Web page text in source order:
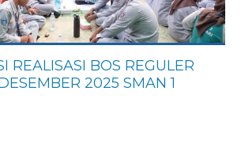
REALISASI BOS REGULER
2025 SMAN 1